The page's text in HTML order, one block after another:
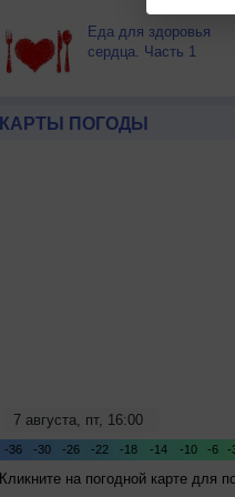
Еда для здоровья
сердца. Часть 1
КАРТЫ ПОГОДЫ
Кликните на погодной карте для